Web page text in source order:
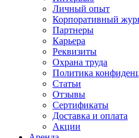
Личный опыт
Корпоративный
Партнеры
Карьера
Реквизиты
Охрана труда
Политика
Статьи
Отзывы
Сертификаты
Доставка и оплата
Акции